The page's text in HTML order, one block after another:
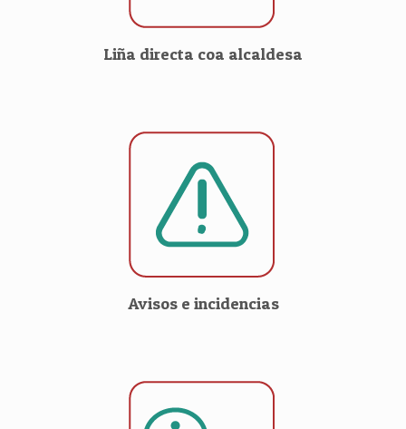
Liña directa coa alcaldesa
Avisos e incidencias